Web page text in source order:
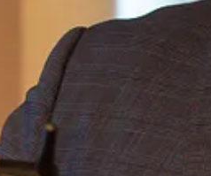
de clientes pode oferecer
de um evento específico,
de Vouchers
campanhas de marketing por e-
voucher.